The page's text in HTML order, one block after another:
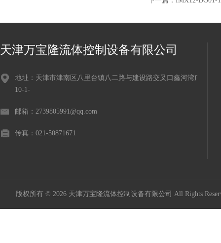
天津万宝隆流体控制设备有限公司
地址：天津市津南区八里台镇八二路与建设路交叉口鑫河湾广场
10-1-
邮箱：2739805991@qq.com
传真：021-50871671
版权所有 © 2026 天津万宝隆流体控制设备有限公司 All Rights